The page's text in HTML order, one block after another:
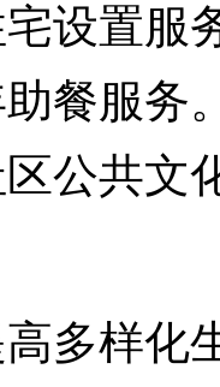
设置服
餐服务
公共文
样化生